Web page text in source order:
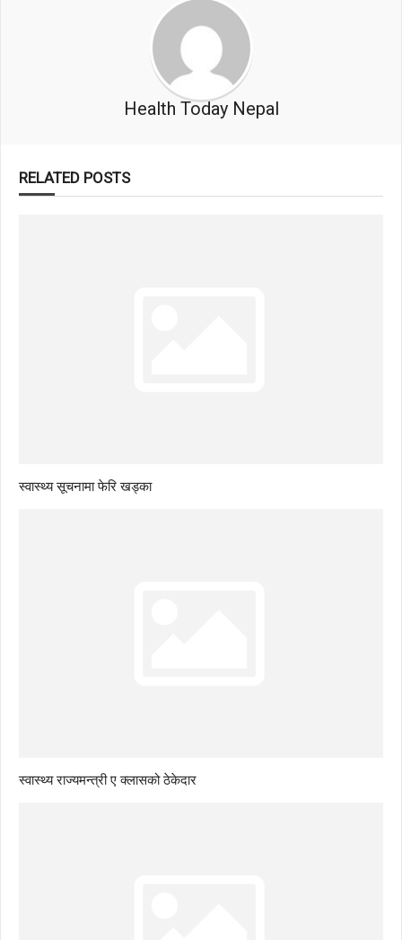
Health Today Nepal
RELATED POSTS
स्वास्थ्य सूचनामा फेरि खड्का
स्वास्थ्य राज्यमन्त्री ए क्लासको ठेकेदार